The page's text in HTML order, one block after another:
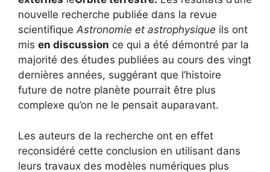
nouvelle recherche publiée dans la revue
scientifiqueAstronomie et astrophysique ils ont
mis en discussion ce qui a été démontré par la
majorité des études publiées au cours des vingt
dernières années, suggérant que l’histoire
future de notre planète pourrait être plus
complexe qu’on ne le pensait auparavant.
Les auteurs de la recherche ont en effet
reconsidéré cette conclusion en utilisant dans
leurs travaux des modèles numériques plus